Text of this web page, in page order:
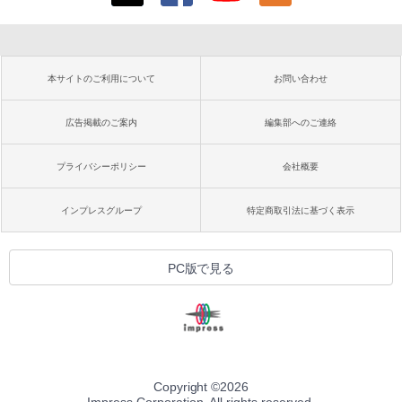
本サイトのご利用について お問い合わせ
広告掲載のご案内 編集部へのご連絡
プライバシーポリシー 会社概要
インプレスグループ 特定商取引法に基づく表示
PC版で見る
Copyright ©2026